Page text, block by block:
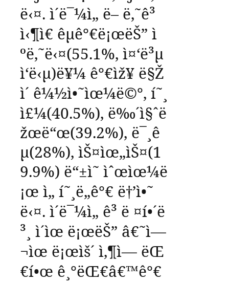
ë‹¤. ì´ë¯¼ì„ ë– ë‚˜ê³
ì‹¶ì€ êµ­ê°€ë¡œëŠ” ì
ºë‚˜ë‹¤(55.1%, ì¤‘ë³µ
ì‘ë‹µ)ë¥¼ ê°€ìž¥ ë§Ž
ì´ ê¼½ì•˜ìœ¼ë©°, í˜¸
ì£¼(40.5%), ë‰´ì§ˆë
žœë“œ(39.2%), ë¯¸ê
µ­(28%), ìŠ¤ìœ„ìŠ¤(1
9.9%) ë“±ì˜ ìˆœìœ¼ë
¡œ ì„ í˜¸ë„ê°€ ë†’ì•˜
ë‹¤. ì´ë¯¼ì„ ê³ ë ¤í•´ë
³¸ ì´ìœ ë¡œëŠ” â€˜ì—
¬ìœ ë¡œìš´ ì‚¶ì— ëŒ
€í•œ ê¸°ëŒ€â€™ê°€